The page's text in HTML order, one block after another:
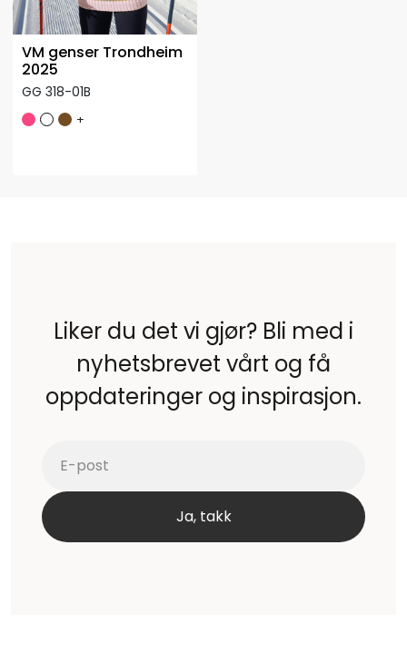
VM genser Trondheim
2025
GG 318-01B
+
Liker du det vi gjør? Bli med i
nyhetsbrevet vårt og få
oppdateringer og inspirasjon.